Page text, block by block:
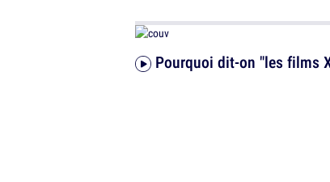
Pourquoi dit-on "les films